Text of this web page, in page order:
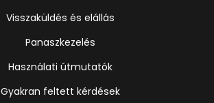
Visszaküldés és elállás
Panaszkezelés
Használati útmutatók
Gyakran feltett kérdések